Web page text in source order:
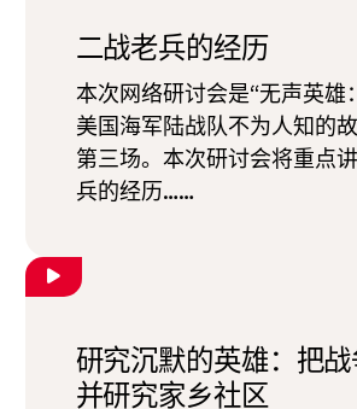
二战老兵的经历
本次网络研讨会是“无声英雄
美国海军陆战队不为人知的
第三场。本次研讨会将重点
兵的经历……
研究沉默的英雄：把
并研究家乡社区